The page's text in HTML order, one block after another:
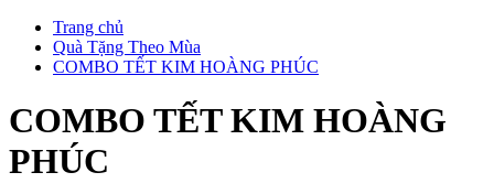
Trang chủ
Quà Tặng Theo Mùa
COMBO TẾT KIM HOÀNG PHÚC
COMBO TẾT KIM HOÀNG
PHÚC